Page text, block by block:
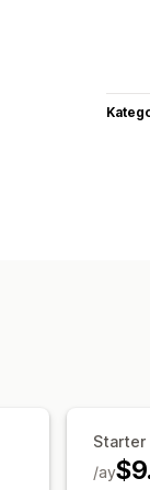
Starter
/ay